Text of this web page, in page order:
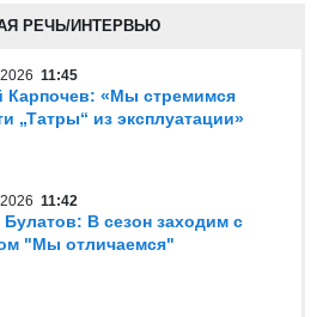
РЕЧЬ/ИНТЕРВЬЮ
11:45
Карпочев: «Мы стремимся
„Татры“ из эксплуатации»
11:42
Булатов: В сезон заходим с
"Мы отличаемся"